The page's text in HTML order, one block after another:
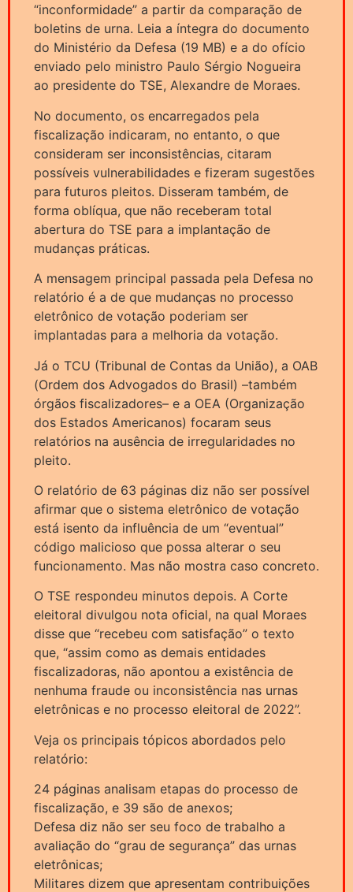
“inconformidade” a partir da comparação de
boletins de urna. Leia a íntegra do documento
do Ministério da Defesa (19 MB) e a do ofício
enviado pelo ministro Paulo Sérgio Nogueira
ao presidente do TSE, Alexandre de Moraes.
No documento, os encarregados pela
fiscalização indicaram, no entanto, o que
consideram ser inconsistências, citaram
possíveis vulnerabilidades e fizeram sugestões
para futuros pleitos. Disseram também, de
forma oblíqua, que não receberam total
abertura do TSE para a implantação de
mudanças práticas.
A mensagem principal passada pela Defesa no
relatório é a de que mudanças no processo
eletrônico de votação poderiam ser
implantadas para a melhoria da votação.
Já o TCU (Tribunal de Contas da União), a OAB
(Ordem dos Advogados do Brasil) –também
órgãos fiscalizadores– e a OEA (Organização
dos Estados Americanos) focaram seus
relatórios na ausência de irregularidades no
pleito.
O relatório de 63 páginas diz não ser possível
afirmar que o sistema eletrônico de votação
está isento da influência de um “eventual”
código malicioso que possa alterar o seu
funcionamento. Mas não mostra caso concreto.
O TSE respondeu minutos depois. A Corte
eleitoral divulgou nota oficial, na qual Moraes
disse que “recebeu com satisfação” o texto
que, “assim como as demais entidades
fiscalizadoras, não apontou a existência de
nenhuma fraude ou inconsistência nas urnas
eletrônicas e no processo eleitoral de 2022”.
Veja os principais tópicos abordados pelo
relatório:
24 páginas analisam etapas do processo de
fiscalização, e 39 são de anexos;
Defesa diz não ser seu foco de trabalho a
avaliação do “grau de segurança” das urnas
eletrônicas;
Militares dizem que apresentam contribuições